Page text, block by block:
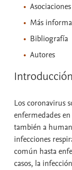
Más
Bibliografía
Autores
Introducción
Los coronavirus
enfermedades
también a
infecciones
común hasta
casos, la